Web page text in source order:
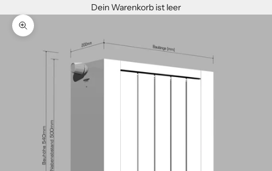
Dein Warenkorb ist leer
Bild vergrößern